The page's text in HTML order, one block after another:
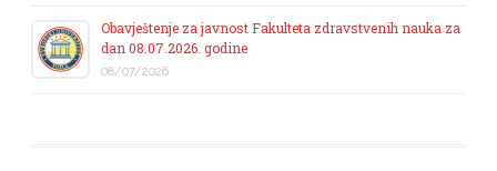
Obavještenje za javnost Fakulteta zdravstvenih nauka za
dan 08.07.2026. godine
08/07/2026